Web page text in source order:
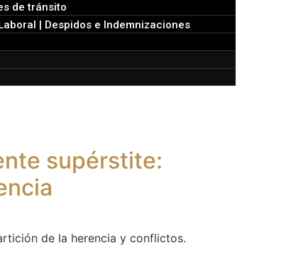
de tránsito
| Despidos e Indemnizaciones
supérstite:
de la herencia y conflictos.